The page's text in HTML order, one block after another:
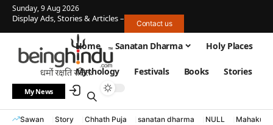
Sunday, 9 Aug 2026
Display Ads, Stories & Articles – Contact us
Home Sanatan Dharma Holy Places
Mythology Festivals Books Stories
My News
Sawan Story Chhath Puja sanatan dharma NULL